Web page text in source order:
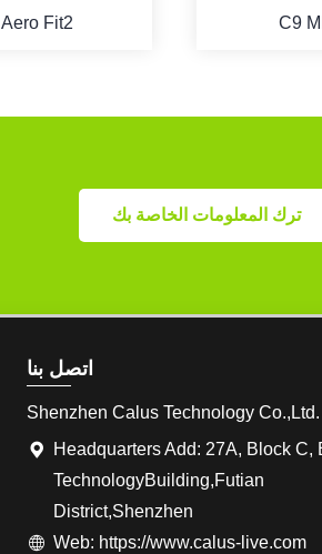
Aero Fit2 C9
ترك المعلومات الخاصة بك
اتصل بنا
Shenzhen Calus Technology Co.,Ltd.
Headquarters Add: 27A, Block C,
TechnologyBuilding,Futian
District,Shenzhen
Web: https://www.calus-live.com